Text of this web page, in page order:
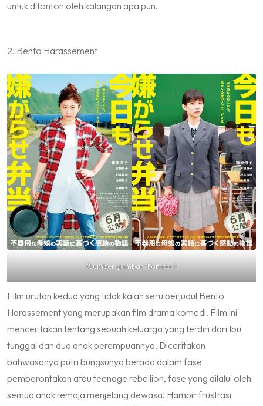
untuk ditonton oleh kalangan apa pun.
2. Bento Harassement
(Sumber gambar: Kompas)
Film urutan kedua yang tidak kalah seru berjudul Bento
Harassementyang merupakan film drama komedi. Film ini
menceritakan tentang sebuah keluarga yang terdiri dari Ibu
tunggal dan dua anak perempuannya. Diceritakan
bahwasanya putri bungsunya berada dalam fase
pemberontakan atau teenage rebellion, fase yang dilalui oleh
semua anak remaja menjelang dewasa. Hampir frustrasi